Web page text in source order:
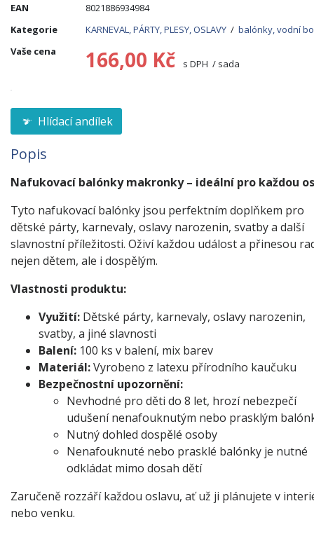
EAN
8021886934984
Kategorie
KARNEVAL, PÁRTY, PLESY, OSLAVY / balónky, vodní
Vaše cena
166,00 Kč s DPH / sada
Hlídací andílek
Popis
Nafukovací balónky makronky – ideální pro každou
Tyto nafukovací balónky jsou perfektním doplňkem pro
dětské párty, karnevaly, oslavy narozenin, svatby a další
slavnostní příležitosti. Oživí každou událost a přinesou
nejen dětem, ale i dospělým.
Vlastnosti produktu:
Využití: Dětské párty, karnevaly, oslavy narozenin,
svatby, a jiné slavnosti
Balení: 100 ks v balení, mix barev
Materiál:Vyrobeno z latexu přírodního kaučuku
Bezpečnostní upozornění:
Nevhodné pro děti do 8 let, hrozí nebezpečí
udušení nenafouknutým nebo prasklým
Nutný dohled dospělé osoby
Nenafouknuté nebo prasklé balónky je nutné
odkládat mimo dosah dětí
Zaručeně rozzáří každou oslavu, ať už ji plánujete v
nebo venku.